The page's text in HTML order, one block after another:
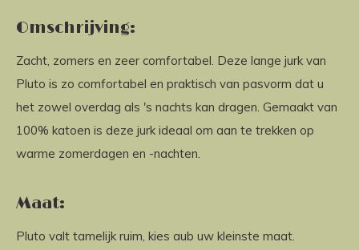
Omschrijving:
Zacht, zomers en zeer comfortabel. Deze lange jurk van
Pluto is zo comfortabel en praktisch van pasvorm dat u
het zowel overdag als 's nachts kan dragen. Gemaakt van
100% katoen is deze jurk ideaal om aan te trekken op
warme zomerdagen en -nachten.
Maat:
Pluto valt tamelijk ruim, kies aub uw kleinste maat.